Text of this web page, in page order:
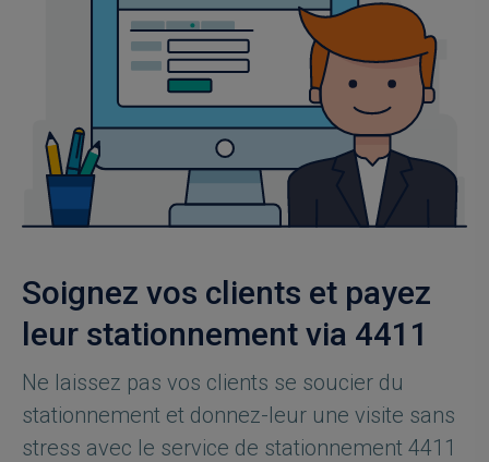
Soignez vos clients et payez
leur stationnement via 4411
Ne laissez pas vos clients se soucier du
stationnement et donnez-leur une visite sans
stress avec le service de stationnement 4411